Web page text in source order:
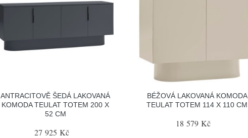
ANTRACITOVĚ ŠEDÁ LAKOVANÁ
KOMODA TEULAT TOTEM 200 X
52 CM
27 925 Kč
BÉŽOVÁ LAKOVANÁ KOMODA
TEULAT TOTEM 114 X 110 CM
18 579 Kč